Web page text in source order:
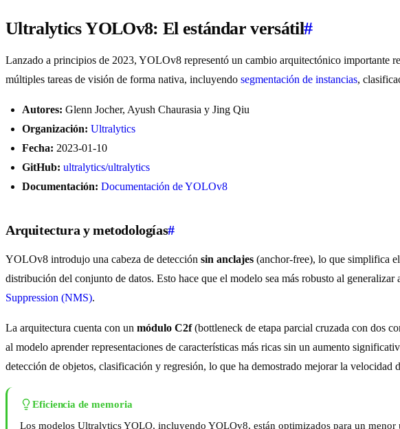
Ultralytics YOLOv8: El estándar versátil#
Lanzado a principios de 2023, YOLOv8 representó un cambio arquitectónico importante
múltiples tareas de visión de forma nativa, incluyendo segmentación de instancias,
Autores: Glenn Jocher, Ayush Chaurasia y Jing Qiu
Organización: Ultralytics
Fecha: 2023-01-10
GitHub: ultralytics/ultralytics
Documentación: Documentación de YOLOv8
Arquitectura y metodologías#
YOLOv8 introdujo una cabeza de detección sin anclajes (anchor-free), lo que simplifica
distribución del conjunto de datos. Esto hace que el modelo sea más robusto al
Suppression (NMS).
La arquitectura cuenta con un módulo C2f(bottleneck de etapa parcial cruzada con dos
al modelo aprender representaciones de características más ricas sin un aumento
detección de objetos, clasificación y regresión, lo que ha demostrado mejorar la velocidad
Eficiencia de memoria
Los modelos Ultralytics YOLO, incluyendo YOLOv8, están optimizados para un